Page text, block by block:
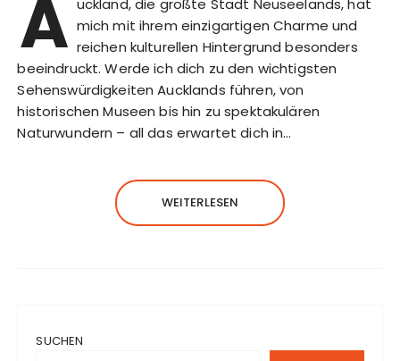
A uckland, die größte Stadt Neuseelands, hat
mich mit ihrem einzigartigen Charme und
reichen kulturellen Hintergrund besonders
beeindruckt. Werde ich dich zu den wichtigsten
Sehenswürdigkeiten Aucklands führen, von
historischen Museen bis hin zu spektakulären
Naturwundern – all das erwartet dich in…
WEITERLESEN
SUCHEN